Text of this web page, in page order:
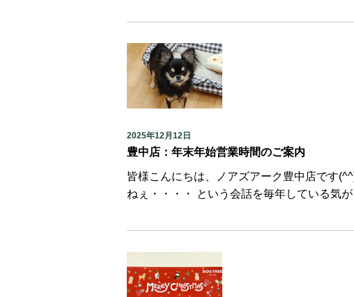
2025年12月12日
豊中店：年末年始営業時間のご案内
皆様こんにちは、ノアズアーク豊中店です
ねぇ・・・・ という会話を毎年している気